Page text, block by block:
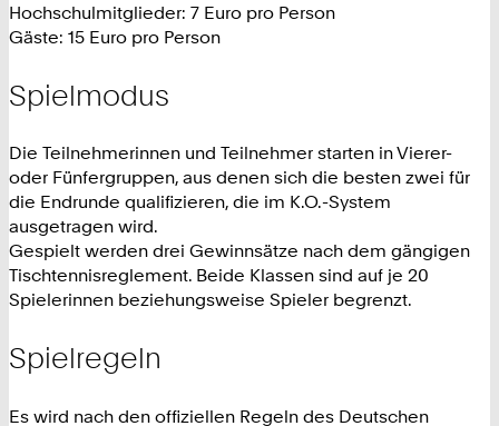
Hochschulmitglieder: 7 Euro pro Person
Gäste: 15 Euro pro Person
Spielmodus
Die Teilnehmerinnen und Teilnehmer starten in Vierer-
oder Fünfergruppen, aus denen sich die besten zwei für
die Endrunde qualifizieren, die im K.O.-System
ausgetragen wird.
Gespielt werden drei Gewinnsätze nach dem gängigen
Tischtennisreglement. Beide Klassen sind auf je 20
Spielerinnen beziehungsweise Spieler begrenzt.
Spielregeln
Es wird nach den offiziellen Regeln des Deutschen